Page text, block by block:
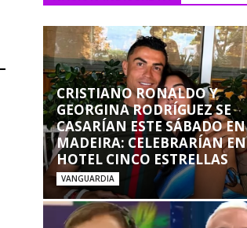
CRISTIANO RONALDO Y
GEORGINA RODRÍGUEZ SE
CASARÍAN ESTE SÁBADO EN
MADEIRA: CELEBRARÍAN EN
HOTEL CINCO ESTRELLAS
VANGUARDIA